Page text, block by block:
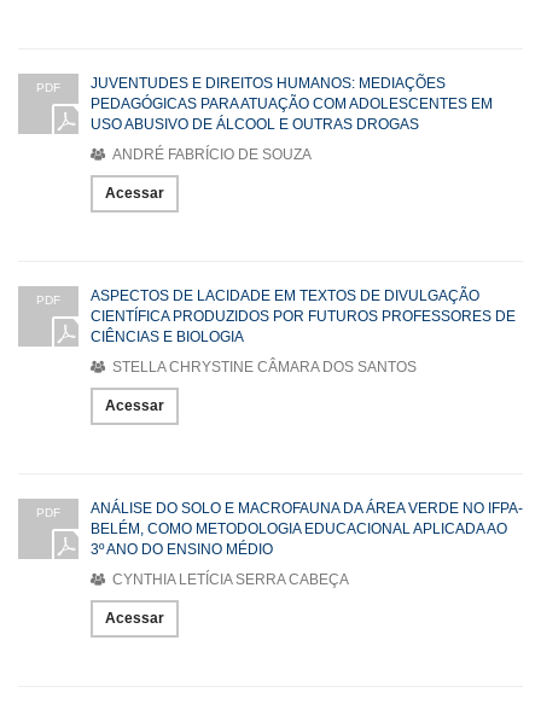
PDF
JUVENTUDES E DIREITOS HUMANOS: MEDIAÇÕES
PEDAGÓGICAS PARA ATUAÇÃO COM ADOLESCENTES EM
USO ABUSIVO DE ÁLCOOL E OUTRAS DROGAS
ANDRÉ FABRÍCIO DE SOUZA
Acessar
PDF
ASPECTOS DE LACIDADE EM TEXTOS DE DIVULGAÇÃO
CIENTÍFICA PRODUZIDOS POR FUTUROS PROFESSORES DE
CIÊNCIAS E BIOLOGIA
STELLA CHRYSTINE CÂMARA DOS SANTOS
Acessar
PDF
ANÁLISE DO SOLO E MACROFAUNA DA ÁREA VERDE NO IFPA-
BELÉM, COMO METODOLOGIA EDUCACIONAL APLICADA AO
3º ANO DO ENSINO MÉDIO
CYNTHIA LETÍCIA SERRA CABEÇA
Acessar